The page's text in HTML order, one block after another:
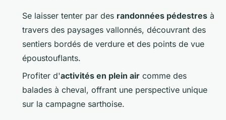
Se laisser tenter par des randonnées pédestres à
travers des paysages vallonnés, découvrant des
sentiers bordés de verdure et des points de vue
époustouflants.
Profiter d'activités en plein air comme des
balades à cheval, offrant une perspective unique
sur la campagne sarthoise.